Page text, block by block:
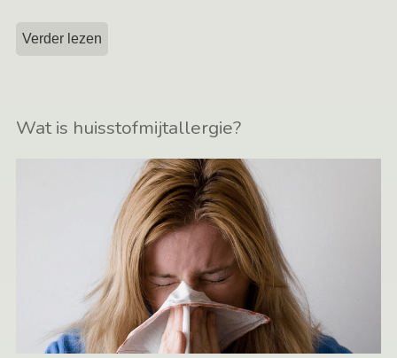
Verder lezen
Wat is huisstofmijtallergie?